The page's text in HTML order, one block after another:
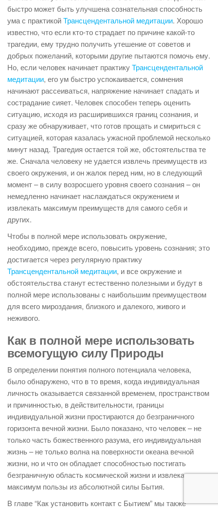
быстро может быть улучшена сознательная способность
ума с практикойТрансцендентальной медитации. Хорошо
известно, что если кто-то страдает по причине какой-то
трагедии, ему трудно получить утешение от советов и
добрых пожеланий, которыми другие пытаются помочь ему.
Но, если человек начинает практикуТрансцендентальной
медитации, его ум быстро успокаивается, сомнения
начинают рассеиваться, напряжение начинает спадать и
сострадание сияет. Человек способен теперь оценить
ситуацию, исходя из расширившихся границ сознания, и
сразу же обнаруживает, что готов прощать и смириться с
ситуацией, которая казалась ужасной проблемой несколько
минут назад. Трагедия остается той же, обстоятельства те
же. Сначала человеку не удается извлечь преимуществ из
своего окружения, и он жалок перед ним, но в следующий
момент – в силу возросшего уровня своего сознания – он
немедленно начинает наслаждаться окружением и
извлекать максимум преимуществ для самого себя и
других.
Чтобы в полной мере использовать окружение,
необходимо, прежде всего, повысить уровень сознания; это
достигается через регулярную практику
Трансцендентальной медитации, и все окружение и
обстоятельства станут естественно полезными и будут в
полной мере использованы с наибольшим преимуществом
для всего мироздания, близкого и далекого, живого и
неживого.
Как в полной мере использовать
всемогущую силу Природы
В определении понятия полного потенциала человека,
было обнаружено, что в то время, когда индивидуальная
личность оказывается связанной временем, пространством
и причинностью, в действительности, границы
индивидуальной жизни простираются до безграничного
горизонта вечной жизни. Было показано, что человек – не
только часть божественного разума, его индивидуальная
жизнь – не только волна на поверхности океана вечной
жизни, но и что он обладает способностью постигать
безграничную область космической жизни и извлекать
максимум пользы из абсолютной силы Бытия.
В главе “Как установить контакт с Бытием” мы также